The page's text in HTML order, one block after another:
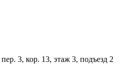
3, кор. 13, этаж 3, подъезд 2